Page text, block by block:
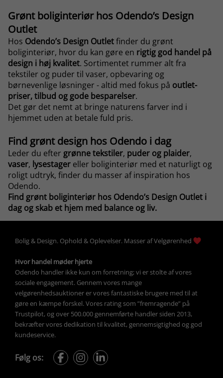
Grønt boliginteriør hos Odendo’s Design
Outlet
Hos Odendo’s Design Outletfinder du grønt
boliginteriør, hvor du kan gøre en rigtig god handel på
design i høj kvalitet. Sortimentet rummer alt fra
tekstiler og puder til vaser, opbevaring og
børnevenlige løsninger - altid med fokus på outlet-
priser, tilbud og gode besparelser.
Det gør det nemt at bringe naturens farver ind i
hjemmet uden at betale fuld pris.
Find grønt design hos Odendo i dag
Leder du efter grønne tekstiler, puder og plaider,
vaser, lysestager eller boliginteriør med et naturligt og
roligt udtryk, finder du masser af inspiration hos
Odendo.
Find grønt boliginteriør hos Odendo’s Design Outlet i
dag og skab et hjem med balance og liv.
Bolig & Design. Ophold & Oplevelser. Masser af Velgørenhed
Hvor handel møder hjerte
Odendo handler ikke kun om forretning; vi er stolte af vores
sociale engagement. Gennem vores mange
velgørenhedsauktioner er vores fantastiske brugere med til at
gøre en kæmpe forskel. Vores rating som ”fremragende” på
Trustpilot, og over 500.000 gennemførte handler siden 2013,
bekræfter vores dedikation til kvalitet, gennemsigtighed og god
kundeservice.
Følg os: